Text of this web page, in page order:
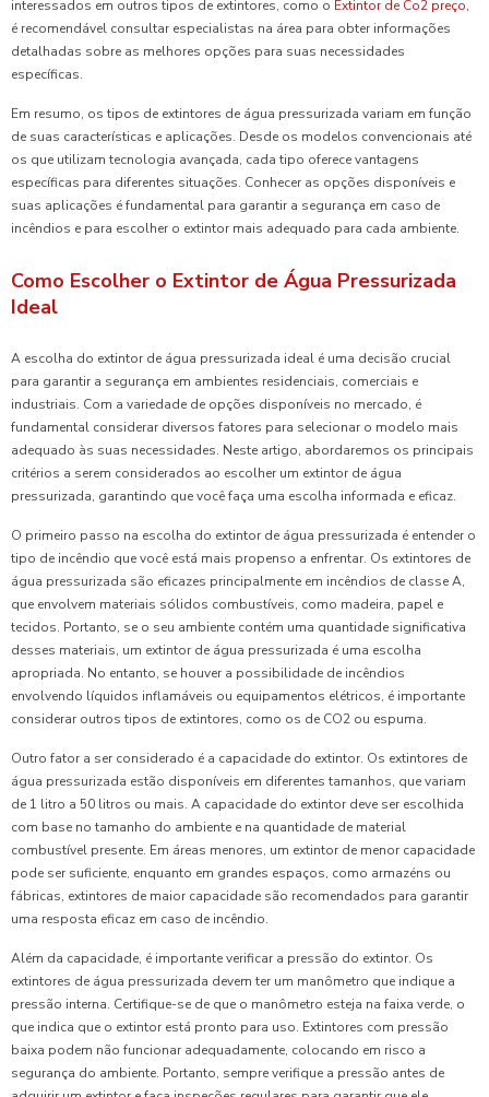
interessados em outros tipos de extintores, como o Extintor de Co2 preço,
é recomendável consultar especialistas na área para obter informações
detalhadas sobre as melhores opções para suas necessidades
específicas.
Em resumo, os tipos de extintores de água pressurizada variam em função
de suas características e aplicações. Desde os modelos convencionais até
os que utilizam tecnologia avançada, cada tipo oferece vantagens
específicas para diferentes situações. Conhecer as opções disponíveis e
suas aplicações é fundamental para garantir a segurança em caso de
incêndios e para escolher o extintor mais adequado para cada ambiente.
Como Escolher o Extintor de Água Pressurizada
Ideal
A escolha do extintor de água pressurizada ideal é uma decisão crucial
para garantir a segurança em ambientes residenciais, comerciais e
industriais. Com a variedade de opções disponíveis no mercado, é
fundamental considerar diversos fatores para selecionar o modelo mais
adequado às suas necessidades. Neste artigo, abordaremos os principais
critérios a serem considerados ao escolher um extintor de água
pressurizada, garantindo que você faça uma escolha informada e eficaz.
O primeiro passo na escolha do extintor de água pressurizada é entender o
tipo de incêndio que você está mais propenso a enfrentar. Os extintores de
água pressurizada são eficazes principalmente em incêndios de classe A,
que envolvem materiais sólidos combustíveis, como madeira, papel e
tecidos. Portanto, se o seu ambiente contém uma quantidade significativa
desses materiais, um extintor de água pressurizada é uma escolha
apropriada. No entanto, se houver a possibilidade de incêndios
envolvendo líquidos inflamáveis ou equipamentos elétricos, é importante
considerar outros tipos de extintores, como os de CO2 ou espuma.
Outro fator a ser considerado é a capacidade do extintor. Os extintores de
água pressurizada estão disponíveis em diferentes tamanhos, que variam
de 1 litro a 50 litros ou mais. A capacidade do extintor deve ser escolhida
com base no tamanho do ambiente e na quantidade de material
combustível presente. Em áreas menores, um extintor de menor capacidade
pode ser suficiente, enquanto em grandes espaços, como armazéns ou
fábricas, extintores de maior capacidade são recomendados para garantir
uma resposta eficaz em caso de incêndio.
Além da capacidade, é importante verificar a pressão do extintor. Os
extintores de água pressurizada devem ter um manômetro que indique a
pressão interna. Certifique-se de que o manômetro esteja na faixa verde, o
que indica que o extintor está pronto para uso. Extintores com pressão
baixa podem não funcionar adequadamente, colocando em risco a
segurança do ambiente. Portanto, sempre verifique a pressão antes de